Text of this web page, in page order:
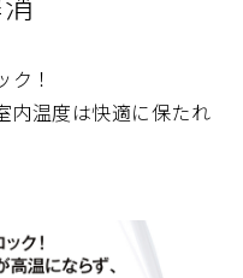
ク！
内温度は快適に保たれ